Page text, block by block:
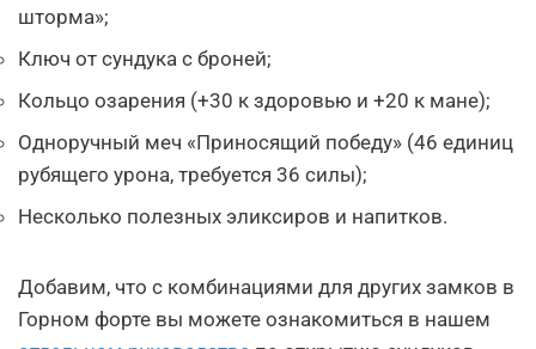
шторма»;
Ключ от сундука с броней;
Кольцо озарения (+30 к здоровью и +20 к мане);
Одноручный меч «Приносящий победу» (46 единиц
рубящего урона, требуется 36 силы);
Несколько полезных эликсиров и напитков.
Добавим, что с комбинациями для других замков в
Горном форте вы можете ознакомиться в нашем